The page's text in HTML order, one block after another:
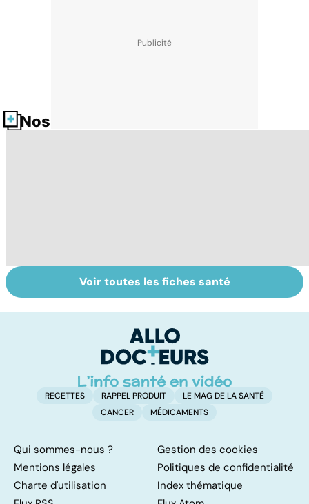
Nos fiches santé
Quel est le rôle
des associations
Viol : quelle prise
en charge pour
Voir toutes les fiches santé
RECETTES RAPPEL PRODUIT
LE MAG DE LA SANTÉ
CANCER
MÉDICAMENTS
Qui sommes-nous ?
Gestion des cookies
Mentions légales
Politiques de confidentialité
Charte d'utilisation
Index thématique